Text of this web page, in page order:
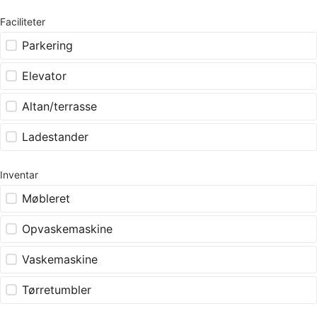
Faciliteter
Parkering
Elevator
Altan/terrasse
Ladestander
Inventar
Møbleret
Opvaskemaskine
Vaskemaskine
Tørretumbler